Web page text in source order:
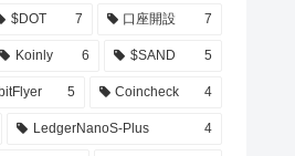
$DOT 7 口座開設 7
Koinly 6 $SAND 5
bitFlyer 5 Coincheck 4
LedgerNanoS-Plus 4